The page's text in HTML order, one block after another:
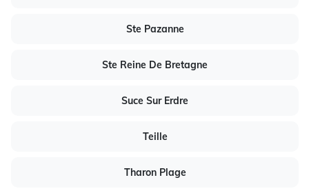
Ste Pazanne
Ste Reine De Bretagne
Suce Sur Erdre
Teille
Tharon Plage